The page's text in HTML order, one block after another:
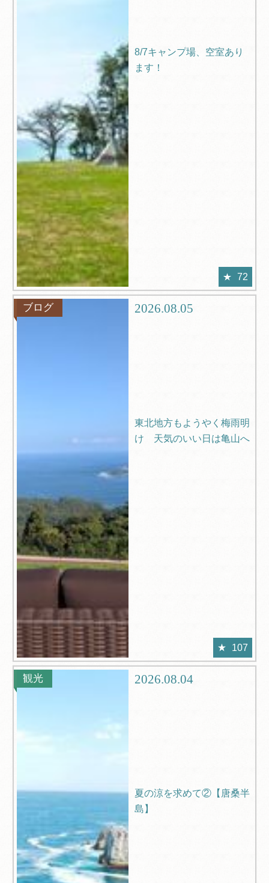
8/7キャンプ場、空室あり
ます！
72
ブログ 2026.08.05
東北地方もようやく梅雨明
け 天気のいい日は亀山へ
107
観光 2026.08.04
夏の涼を求めて②【唐桑半
島】